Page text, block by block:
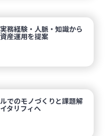
務経験・人脈・知識から
産運用を提案
でのモノづくりと課題解
タリフィへ